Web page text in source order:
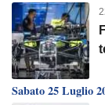
Sabato 25 Luglio